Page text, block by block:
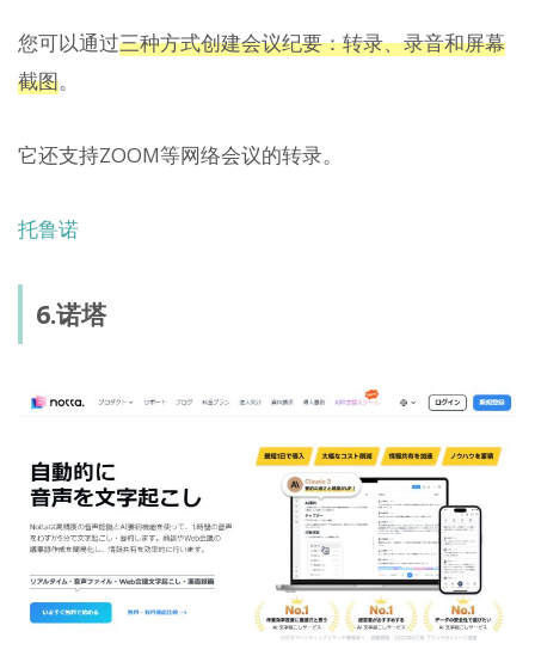
您可以通过三种方式创建会议纪要：转录、录音和屏幕
截图。
它还支持ZOOM等网络会议的转录。
托鲁诺
6.诺塔